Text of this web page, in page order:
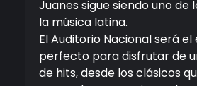
Juanes sigue siendo uno de
la música latina.
El Auditorio Nacional será
perfecto para disfrutar de
de hits, desde los clásicos